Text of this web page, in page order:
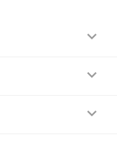


